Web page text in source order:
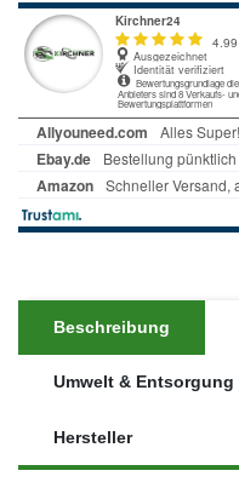
Beschreibung
Umwelt & Entsorgung
Hersteller